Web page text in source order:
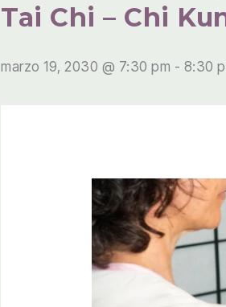
Tai Chi – Chi
marzo 19, 2030 @ 7:30 pm - 8:30